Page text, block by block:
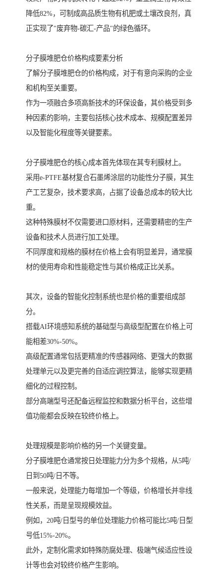
降低82%，可制成高品质生物有机肥或土壤改良剂，真
正实现了"废弃物-碳汇-产品"的绿色循环。
分子膜堆肥仓价格构成要素分析
了解分子膜堆肥仓的价格构成，对于有意向采购的企业
和机构至关重要。
作为一项融合多项高新技术的环保设备，其价格受到多
种因素的影响，主要包括核心技术成本、规模配置差异
以及智能化程度等关键要素。
分子膜堆肥仓的核心成本首先体现在其专利膜材上。
采用e-PTFE基材复合石墨烯涂层的功能性分子膜，其生
产工艺复杂，技术要求高，占据了设备总成本的较大比
重。
这种特殊膜材不仅需要进口原材料，还需要精密的生产
设备和技术人员进行加工处理。
不同厚度和规格的膜材在价格上会有明显差异，通常膜
材的使用寿命和性能稳定性与其价格成正比关系。
其次，设备的智能化控制系统也是价格的重要组成部
分。
搭载AI环境感知系统的基础型与高级型配置在价格上可
能相差30%-50%。
高级配置通常包括更精准的传感器网络、更强大的数据
处理单元以及更完善的自适应调控算法，能够实现更精
细化的过程控制。
部分高端型号还配备远程监控和数据分析平台，这些增
值功能都会反映在较终价格上。
处理规模是影响价格的另一个关键变量。
分子膜堆肥仓通常按日处理能力分为多个规格，从5吨/
日到50吨/日不等。
一般来说，处理能力每增加一个等级，价格增长并非线
性关系，而是呈现规模效益。
例如，20吨/日型号的单位处理能力价格可能比5吨/日型
号低15%-20%。
此外，定制化需求如特殊防腐处理、极端气候适应性设
计等也会对较终价格产生影响。